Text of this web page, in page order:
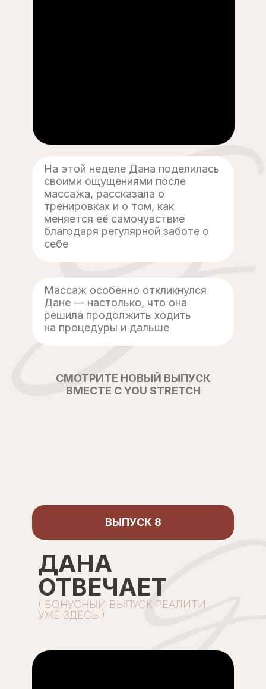
Массаж особенно откликнулся
Дане — настолько, что она
решила продолжить ходить
на процедуры и дальше
На этой неделе Дана поделилась
своими ощущениями после
массажа, рассказала о
тренировках и о том, как
меняется её самочувствие
благодаря регулярной заботе о
себе
СМОТРИТЕ НОВЫЙ ВЫПУСК
ВМЕСТЕ С YOU STRETCH
ВЫПУСК 8
ДАНА
ОТВЕЧАЕТ
( БОНУСНЫЙ ВЫПУСК РЕАЛИТИ
УЖЕ ЗДЕСЬ )